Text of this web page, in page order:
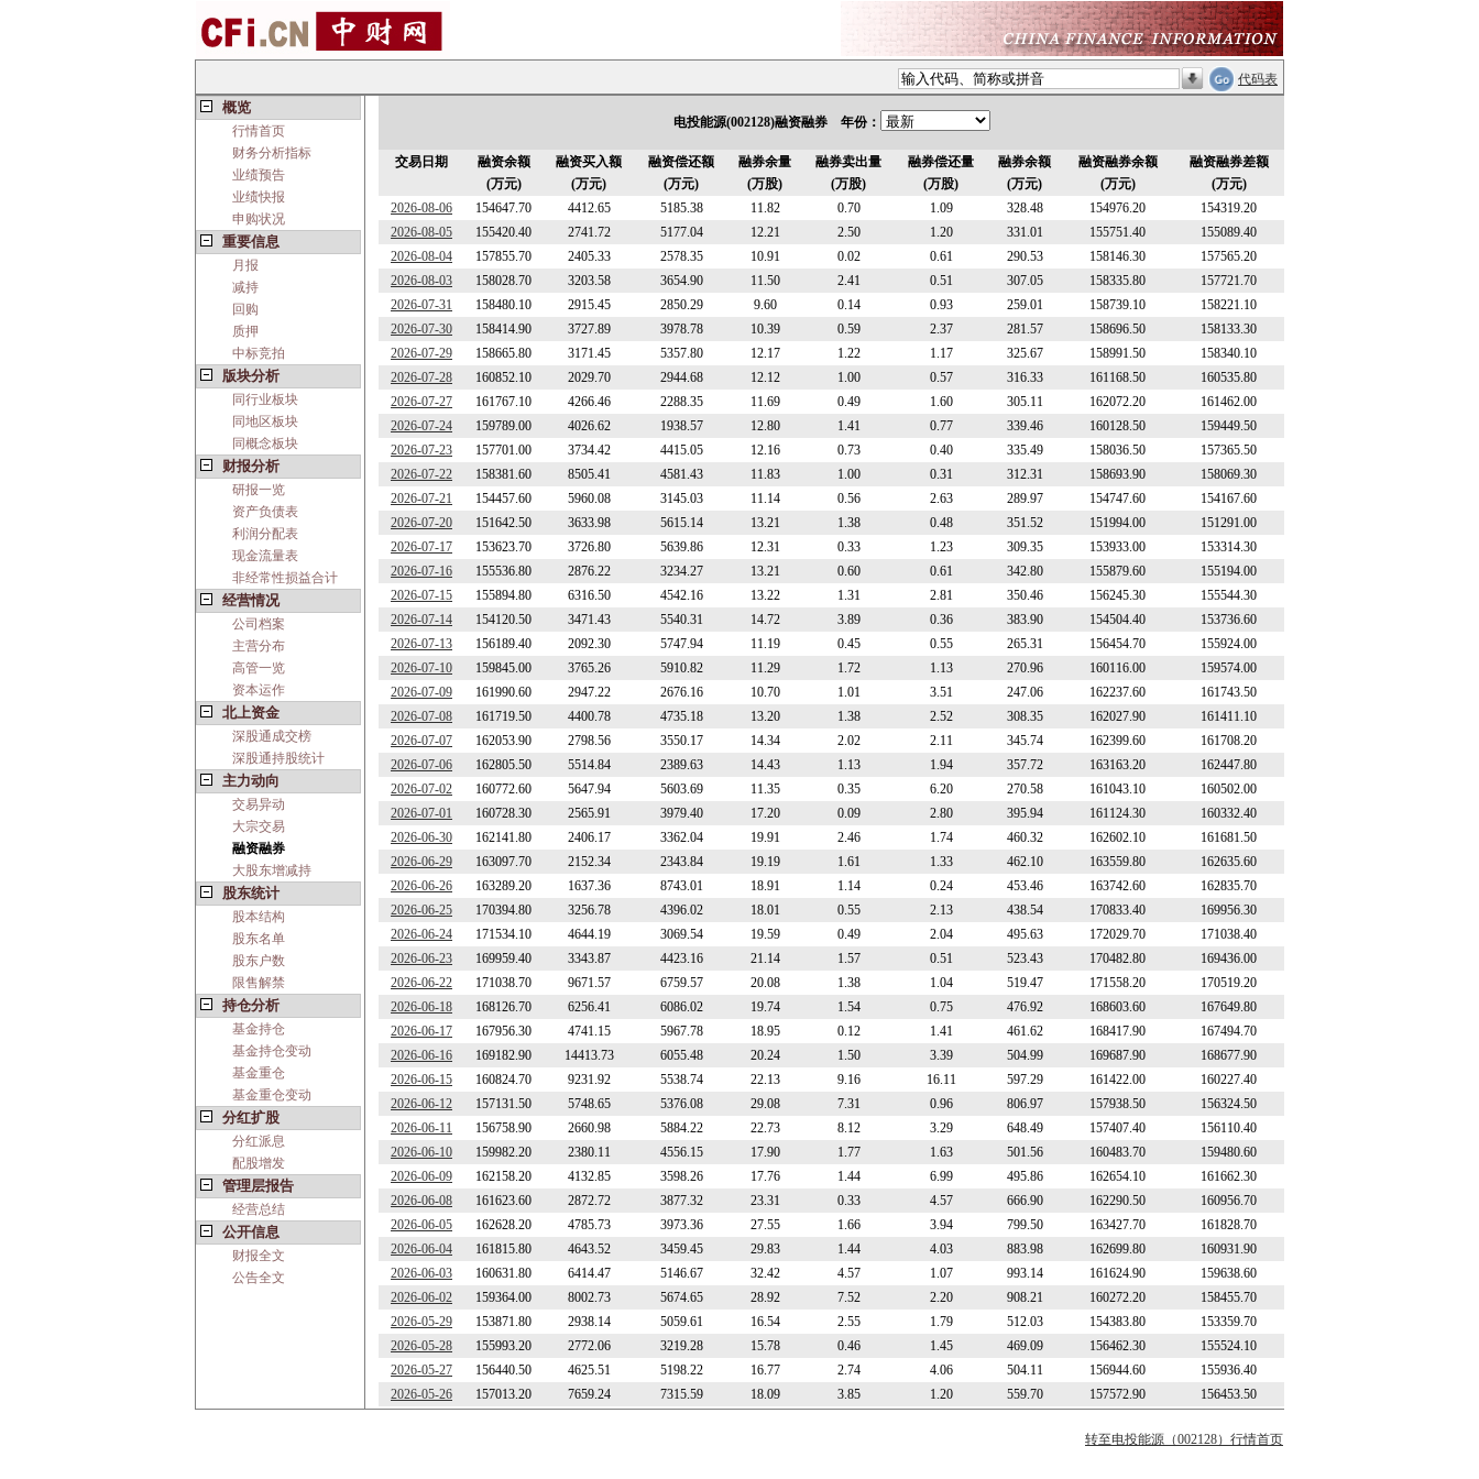
代码表
概览
行情首页
财务分析指标
业绩预告
业绩快报
申购状况
重要信息
月报
减持
回购
质押
中标竞拍
版块分析
同行业板块
同地区板块
同概念板块
财报分析
研报一览
资产负债表
利润分配表
现金流量表
非经常性损益合计
经营情况
公司档案
主营分布
高管一览
资本运作
北上资金
深股通成交榜
深股通持股统计
主力动向
交易异动
大宗交易
融资融券
大股东增减持
股东统计
股本结构
股东名单
股东户数
限售解禁
持仓分析
基金持仓
基金持仓变动
基金重仓
基金重仓变动
分红扩股
分红派息
配股增发
管理层报告
经营总结
公开信息
财报全文
公告全文
电投能源(002128)融资融券 年份：
交易日期
融资余额
(万元)
融资买入额
(万元)
融资偿还额
(万元)
融券余量
(万股)
融券卖出量
(万股)
融券偿还量
(万股)
融券余额
(万元)
融资融券余额
(万元)
融资融券差额
(万元)
2026-08-06
154647.70 4412.65 5185.38 11.82 0.70 1.09 328.48 154976.20
154319.20
2026-08-05
155420.40 2741.72 5177.04 12.21 2.50 1.20 331.01 155751.40
155089.40
2026-08-04
157855.70 2405.33 2578.35 10.91 0.02 0.61 290.53 158146.30
157565.20
2026-08-03
158028.70 3203.58 3654.90 11.50 2.41 0.51 307.05 158335.80
157721.70
2026-07-31
158480.10 2915.45 2850.29 9.60 0.14 0.93 259.01 158739.10
158221.10
2026-07-30
158414.90 3727.89 3978.78 10.39 0.59 2.37 281.57 158696.50
158133.30
2026-07-29
158665.80 3171.45 5357.80 12.17 1.22 1.17 325.67 158991.50
158340.10
2026-07-28
160852.10 2029.70 2944.68 12.12 1.00 0.57 316.33 161168.50
160535.80
2026-07-27
161767.10 4266.46 2288.35 11.69 0.49 1.60 305.11 162072.20
161462.00
2026-07-24
159789.00 4026.62 1938.57 12.80 1.41 0.77 339.46 160128.50
159449.50
2026-07-23
157701.00 3734.42 4415.05 12.16 0.73 0.40 335.49 158036.50
157365.50
2026-07-22
158381.60 8505.41 4581.43 11.83 1.00 0.31 312.31 158693.90
158069.30
2026-07-21
154457.60 5960.08 3145.03 11.14 0.56 2.63 289.97 154747.60
154167.60
2026-07-20
151642.50 3633.98 5615.14 13.21 1.38 0.48 351.52 151994.00
151291.00
2026-07-17
153623.70 3726.80 5639.86 12.31 0.33 1.23 309.35 153933.00
153314.30
2026-07-16
155536.80 2876.22 3234.27 13.21 0.60 0.61 342.80 155879.60
155194.00
2026-07-15
155894.80 6316.50 4542.16 13.22 1.31 2.81 350.46 156245.30
155544.30
2026-07-14
154120.50 3471.43 5540.31 14.72 3.89 0.36 383.90 154504.40
153736.60
2026-07-13
156189.40 2092.30 5747.94 11.19 0.45 0.55 265.31 156454.70
155924.00
2026-07-10
159845.00 3765.26 5910.82 11.29 1.72 1.13 270.96 160116.00
159574.00
2026-07-09
161990.60 2947.22 2676.16 10.70 1.01 3.51 247.06 162237.60
161743.50
2026-07-08
161719.50 4400.78 4735.18 13.20 1.38 2.52 308.35 162027.90
161411.10
2026-07-07
162053.90 2798.56 3550.17 14.34 2.02 2.11 345.74 162399.60
161708.20
2026-07-06
162805.50 5514.84 2389.63 14.43 1.13 1.94 357.72 163163.20
162447.80
2026-07-02
160772.60 5647.94 5603.69 11.35 0.35 6.20 270.58 161043.10
160502.00
2026-07-01
160728.30 2565.91 3979.40 17.20 0.09 2.80 395.94 161124.30
160332.40
2026-06-30
162141.80 2406.17 3362.04 19.91 2.46 1.74 460.32 162602.10
161681.50
2026-06-29
163097.70 2152.34 2343.84 19.19 1.61 1.33 462.10 163559.80
162635.60
2026-06-26
163289.20 1637.36 8743.01 18.91 1.14 0.24 453.46 163742.60
162835.70
2026-06-25
170394.80 3256.78 4396.02 18.01 0.55 2.13 438.54 170833.40
169956.30
2026-06-24
171534.10 4644.19 3069.54 19.59 0.49 2.04 495.63 172029.70
171038.40
2026-06-23
169959.40 3343.87 4423.16 21.14 1.57 0.51 523.43 170482.80
169436.00
2026-06-22
171038.70 9671.57 6759.57 20.08 1.38 1.04 519.47 171558.20
170519.20
2026-06-18
168126.70 6256.41 6086.02 19.74 1.54 0.75 476.92 168603.60
167649.80
2026-06-17
167956.30 4741.15 5967.78 18.95 0.12 1.41 461.62 168417.90
167494.70
2026-06-16
169182.90 14413.73 6055.48 20.24 1.50 3.39 504.99 169687.90
168677.90
2026-06-15
160824.70 9231.92 5538.74 22.13 9.16 16.11 597.29 161422.00
160227.40
2026-06-12
157131.50 5748.65 5376.08 29.08 7.31 0.96 806.97 157938.50
156324.50
2026-06-11
156758.90 2660.98 5884.22 22.73 8.12 3.29 648.49 157407.40
156110.40
2026-06-10
159982.20 2380.11 4556.15 17.90 1.77 1.63 501.56 160483.70
159480.60
2026-06-09
162158.20 4132.85 3598.26 17.76 1.44 6.99 495.86 162654.10
161662.30
2026-06-08
161623.60 2872.72 3877.32 23.31 0.33 4.57 666.90 162290.50
160956.70
2026-06-05
162628.20 4785.73 3973.36 27.55 1.66 3.94 799.50 163427.70
161828.70
2026-06-04
161815.80 4643.52 3459.45 29.83 1.44 4.03 883.98 162699.80
160931.90
2026-06-03
160631.80 6414.47 5146.67 32.42 4.57 1.07 993.14 161624.90
159638.60
2026-06-02
159364.00 8002.73 5674.65 28.92 7.52 2.20 908.21 160272.20
158455.70
2026-05-29
153871.80 2938.14 5059.61 16.54 2.55 1.79 512.03 154383.80
153359.70
2026-05-28
155993.20 2772.06 3219.28 15.78 0.46 1.45 469.09 156462.30
155524.10
2026-05-27
156440.50 4625.51 5198.22 16.77 2.74 4.06 504.11 156944.60
155936.40
2026-05-26
157013.20 7659.24 7315.59 18.09 3.85 1.20 559.70 157572.90 156453.50
转至电投能源（002128）行情首页